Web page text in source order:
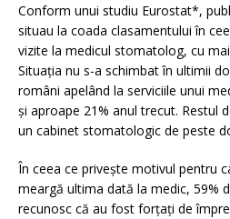
Conform unui studiu Eurostat*,
situau la coada clasamentului în
vizite la medicul stomatolog, cu
Situația nu s-a schimbat în ultimii
români apelând la serviciile unui
și aproape 21% anul trecut. Restul
un cabinet stomatologic de peste
În ceea ce privește motivul pentru
meargă ultima dată la medic, 59%
recunosc că au fost forțați de